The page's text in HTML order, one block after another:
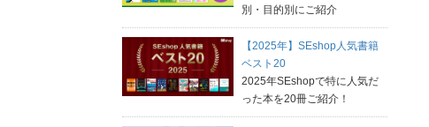
別・目的別にご紹介
【2025年】SEshop人気書籍
ベスト20
2025年SEshopで特に人気だ
った本を20冊ご紹介！